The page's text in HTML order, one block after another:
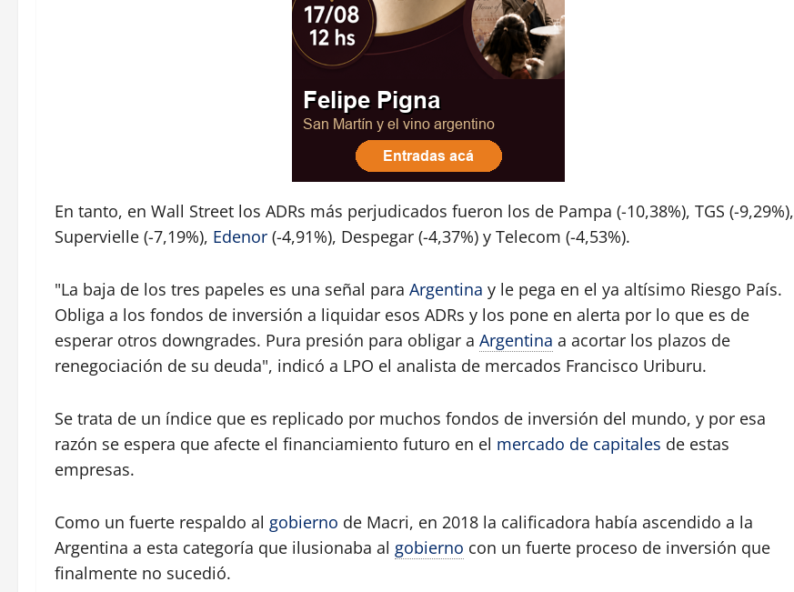
En tanto, en Wall Street los ADRs más perjudicados fueron los de Pampa (-10,38%), TGS (-9,29%),
Supervielle (-7,19%), Edenor (-4,91%), Despegar (-4,37%) y Telecom (-4,53%).
"La baja de los tres papeles es una señal para Argentina y le pega en el ya altísimo Riesgo País.
Obliga a los fondos de inversión a liquidar esos ADRs y los pone en alerta por lo que es de
esperar otros downgrades. Pura presión para obligar a Argentina a acortar los plazos de
renegociación de su deuda", indicó a LPO el analista de mercados Francisco Uriburu.
Se trata de un índice que es replicado por muchos fondos de inversión del mundo, y por esa
razón se espera que afecte el financiamiento futuro en el mercado de capitales de estas
empresas.
Como un fuerte respaldo al gobierno de Macri, en 2018 la calificadora había ascendido a la
Argentina a esta categoría que ilusionaba al gobierno con un fuerte proceso de inversión que
finalmente no sucedió.